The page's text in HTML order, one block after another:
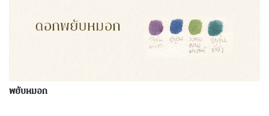
พยับหมอก